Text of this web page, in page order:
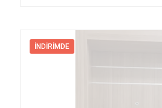
İNDIRIMDE